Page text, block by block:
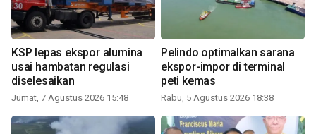
KSP lepas ekspor alumina
usai hambatan regulasi
diselesaikan
Jumat, 7 Agustus 2026 15:48
Pelindo optimalkan sarana
ekspor-impor di terminal
peti kemas
Rabu, 5 Agustus 2026 18:38